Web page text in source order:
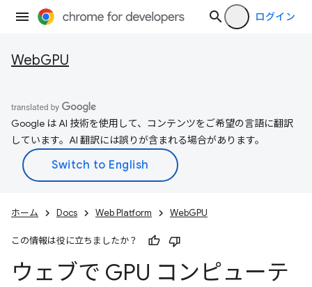
ログイン
WebGPU
Google は AI 技術を使用して、コンテンツをご希望の言語に翻訳
しています。AI 翻訳には誤りが含まれる場合があります。
ホーム Docs Web Platform WebGPU
この情報は役に立ちましたか？
ウェブで GPU コンピューテ